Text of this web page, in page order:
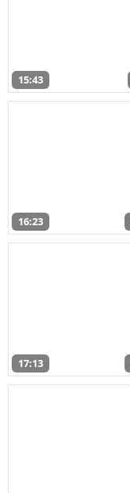
15:43
16:23
17:13